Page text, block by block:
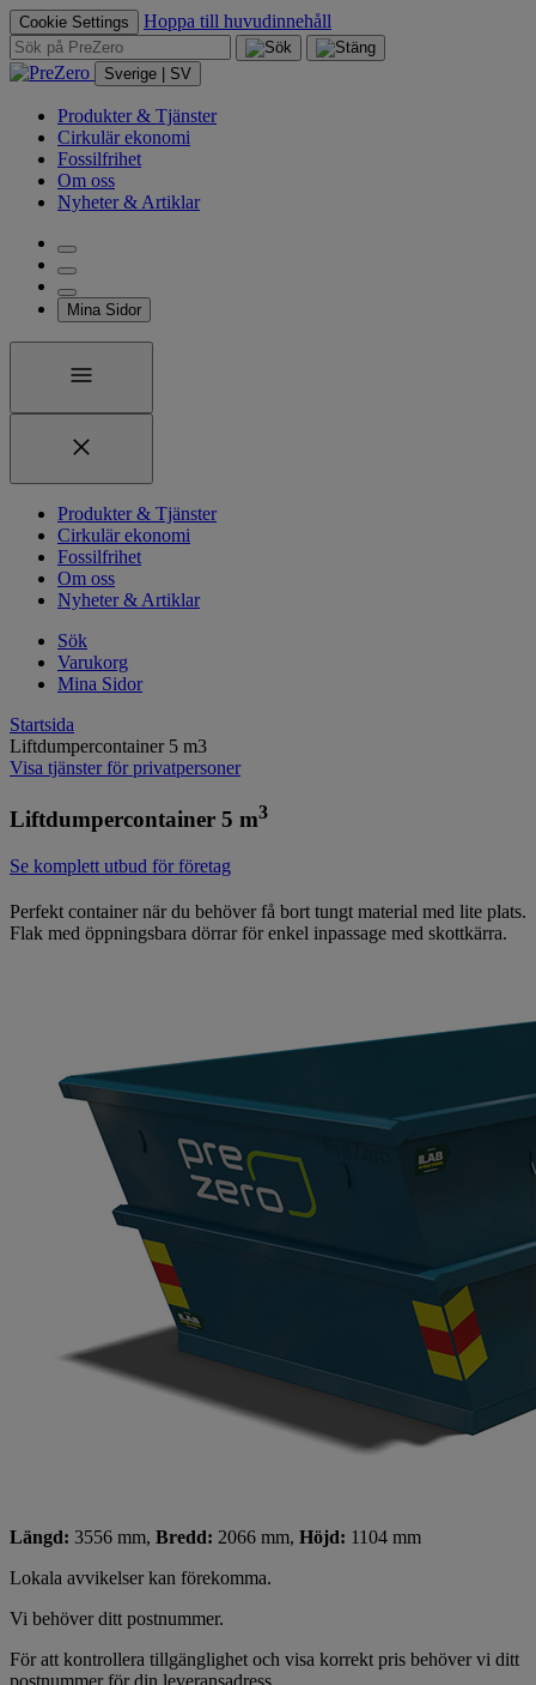
Cookie Settings Hoppa till huvudinnehåll
Sverige | SV
Produkter & Tjänster
Cirkulär ekonomi
Fossilfrihet
Om oss
Nyheter & Artiklar
Mina Sidor
Produkter & Tjänster
Cirkulär ekonomi
Fossilfrihet
Om oss
Nyheter & Artiklar
Sök
Varukorg
Mina Sidor
Startsida
Liftdumpercontainer 5 m3
Visa tjänster för privatpersoner
Liftdumpercontainer 5 m3
Se komplett utbud för företag
Perfekt container när du behöver få bort tungt material med lite plats.
Flak med öppningsbara dörrar för enkel inpassage med skottkärra.
Längd: 3556 mm, Bredd: 2066 mm, Höjd: 1104 mm
Lokala avvikelser kan förekomma.
Vi behöver ditt postnummer.
För att kontrollera tillgänglighet och visa korrekt pris behöver vi ditt
postnummer för din leveransadress.